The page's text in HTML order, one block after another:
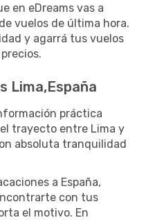
en eDreams vas a
vuelos de última hora.
y agarrá tus vuelos
Lima,España
práctica
trayecto entre Lima y
absoluta tranquilidad
a España,
con tus
el motivo. En